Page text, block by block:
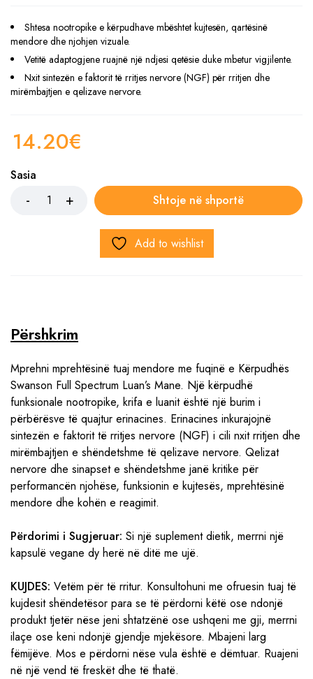
Shtesa nootropike e kërpudhave mbështet kujtesën, qartësinë
mendore dhe njohjen vizuale.
Vetitë adaptogjene ruajnë një ndjesi qetësie duke mbetur vigjilente.
Nxit sintezën e faktorit të rritjes nervore (NGF) për rritjen dhe
mirëmbajtjen e qelizave nervore.
14.20€
Sasia
Shtoje në shportë
Add to wishlist
Përshkrim
Mprehni mprehtësinë tuaj mendore me fuqinë e Kërpudhës
Swanson Full Spectrum Luan’s Mane. Një kërpudhë
funksionale nootropike, krifa e luanit është një burim i
përbërësve të quajtur erinacines. Erinacines inkurajojnë
sintezën e faktorit të rritjes nervore (NGF) i cili nxit rritjen dhe
mirëmbajtjen e shëndetshme të qelizave nervore. Qelizat
nervore dhe sinapset e shëndetshme janë kritike për
performancën njohëse, funksionin e kujtesës, mprehtësinë
mendore dhe kohën e reagimit.
Përdorimi i Sugjeruar: Si një suplement dietik, merrni një
kapsulë vegane dy herë në ditë me ujë.
KUJDES: Vetëm për të rritur. Konsultohuni me ofruesin tuaj të
kujdesit shëndetësor para se të përdorni këtë ose ndonjë
produkt tjetër nëse jeni shtatzënë ose ushqeni me gji, merrni
ilaçe ose keni ndonjë gjendje mjekësore. Mbajeni larg
fëmijëve. Mos e përdorni nëse vula është e dëmtuar. Ruajeni
në një vend të freskët dhe të thatë.